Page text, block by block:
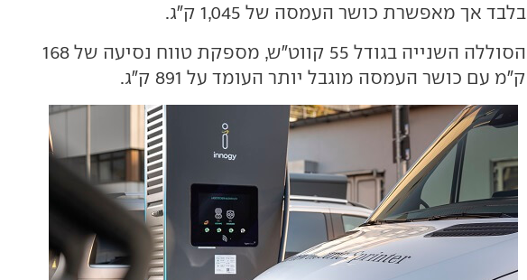
בלבד אך מאפשרת כושר העמסה של 1,045 ק"ג.
הסוללה השנייה בגודל 55 קווט"ש, מספקת טווח נסיעה של 168
ק"מ עם כושר העמסה מוגבל יותר העומד על 891 ק"ג.